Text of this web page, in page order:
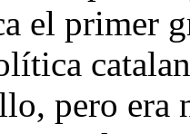
el primer
pero era